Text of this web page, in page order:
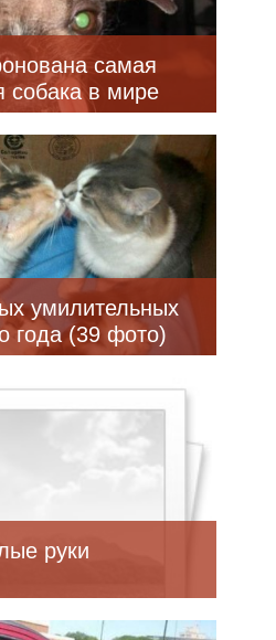
самая
собака в мире
умилительных
года (39 фото)
руки